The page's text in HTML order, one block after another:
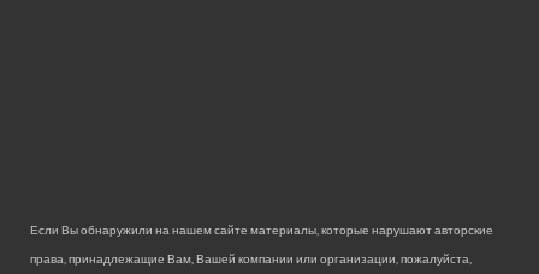
Если Вы обнаружили на нашем сайте материалы, которые нарушают авторские
права, принадлежащие Вам, Вашей компании или организации, пожалуйста,